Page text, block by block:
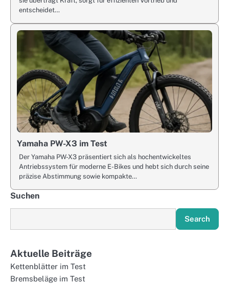
entscheidet…
Yamaha PW-X3 im Test
Der Yamaha PW-X3 präsentiert sich als hochentwickeltes
Antriebssystem für moderne E-Bikes und hebt sich durch seine
präzise Abstimmung sowie kompakte…
Suchen
Search
Aktuelle Beiträge
Kettenblätter im Test
Bremsbeläge im Test